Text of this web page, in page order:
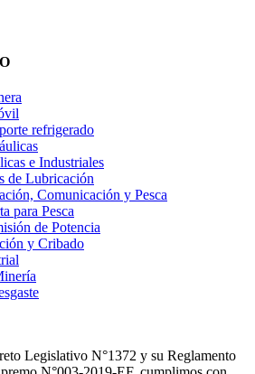
refrigerado
e Industriales
de Lubricación
Comunicación y Pesca
para Pesca
de Potencia
y Cribado
Legislativo N°1372 y su Reglamento